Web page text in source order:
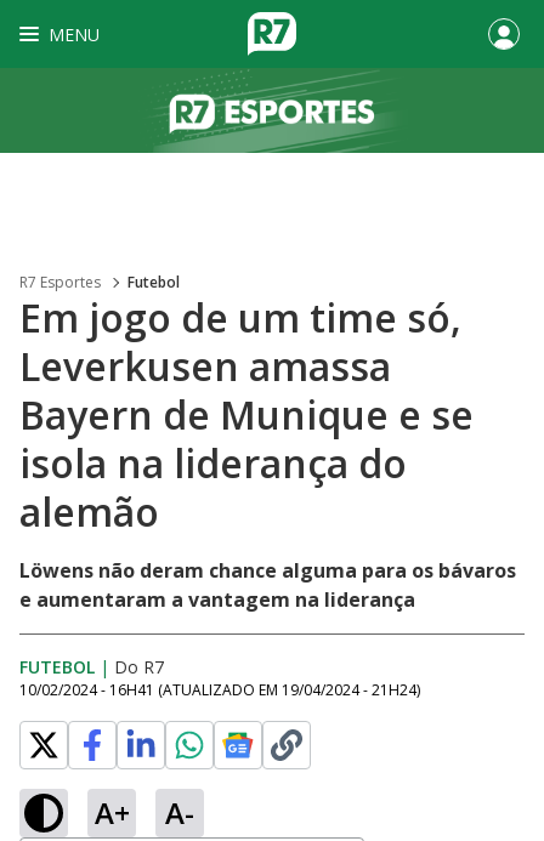
MENU
R7 Esportes Futebol
Em jogo de um time só,
Leverkusen amassa
Bayern de Munique e se
isola na liderança do
alemão
Löwens não deram chance alguma para os bávaros
e aumentaram a vantagem na liderança
FUTEBOL | Do R7
10/02/2024 - 16H41 (ATUALIZADO EM 19/04/2024 - 21H24)
A+ A-